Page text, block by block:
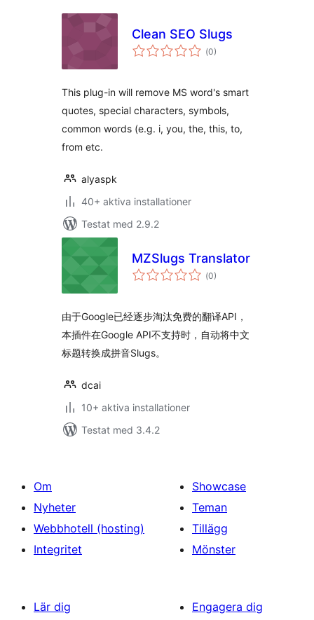
Clean SEO Slugs
(Totalt
antal
0)
This plug-in will remove MS word's smart
quotes, special characters, symbols,
common words (e.g. i, you, the, this, to,
from etc.
alyaspk
40+ aktiva installationer
Testat med 2.9.2
MZSlugs Translator
(Totalt
antal
0)
由于Google已经逐步淘汰免费的翻译API，
本插件在Google API不支持时，自动将中文
标题转换成拼音Slugs。
dcai
10+ aktiva installationer
Testat med 3.4.2
Om
Nyheter
Webbhotell (hosting)
Integritet
Showcase
Teman
Tillägg
Mönster
Lär dig
Engagera dig